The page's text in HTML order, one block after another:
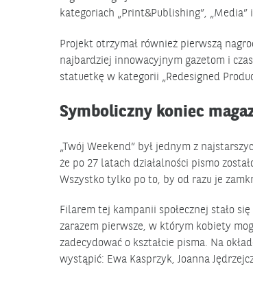
kategoriach „Print&Publishing”,
Projekt otrzymał również pierwszą
najbardziej innowacyjnym gazetom i
statuetkę w kategorii „Redesigned
Symboliczny koniec
„Twój Weekend” był jednym z
że po 27 latach działalności pismo
Wszystko tylko po to, by od razu je
Filarem tej kampanii społecznej stało
zarazem pierwsze, w którym kobiety
zadecydować o kształcie pisma. Na
wystąpić: Ewa Kasprzyk, Joanna